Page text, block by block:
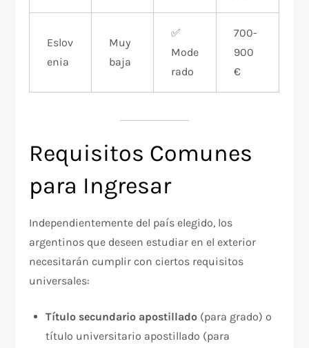
Eslov
enia
Muy
baja
✅
Mode
rado
700-
900
€
Requisitos Comunes
para Ingresar
Independientemente del país elegido, los
argentinos que deseen estudiar en el exterior
necesitarán cumplir con ciertos requisitos
universales:
Título secundario apostillado (para grado) o
título universitario apostillado (para